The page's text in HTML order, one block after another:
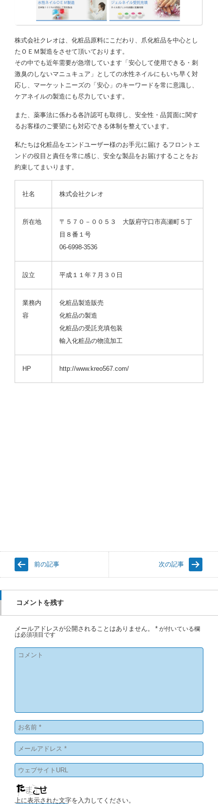
株式会社クレオは、化粧品原料にこだわり、爪化粧品を中心とし
たＯＥＭ製造をさせて頂いております。
その中でも近年需要が急増しています「安心して使用できる・刺
激臭のしないマニュキュア」としての水性ネイルにもいち早く対
応し、マーケットニーズの「安心」のキーワードを常に意識し、
ケアネイルの製造にも尽力しています。
また、薬事法に係わる各許認可も取得し、安全性・品質面に関す
るお客様のご要望にも対応できる体制を整えています。
私たちは化粧品をエンドユーザー様のお手元に届け るフロントエ
ンドの役目と責任を常に感じ、安全な製品をお届けすることをお
約束してまいります。
社名 株式会社クレオ
所在地
〒５７０－００５３ 大阪府守口市高瀬町５丁
目８番１号
06-6998-3536
設立 平成１１年７月３０日
業務内
容
化粧品製造販売
化粧品の製造
化粧品の受託充填包装
輸入化粧品の物流加工
HP http://www.kreo567.com/
前の記事 次の記事
コメントを残す
メールアドレスが公開されることはありません。 * が付いている欄
は必須項目です
上に表示された文字を入力してください。